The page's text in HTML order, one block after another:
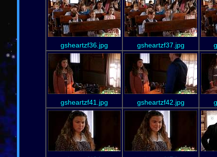
gsheartzf36.jpg gsheartzf37.jpg
gsheartzf41.jpg gsheartzf42.jpg